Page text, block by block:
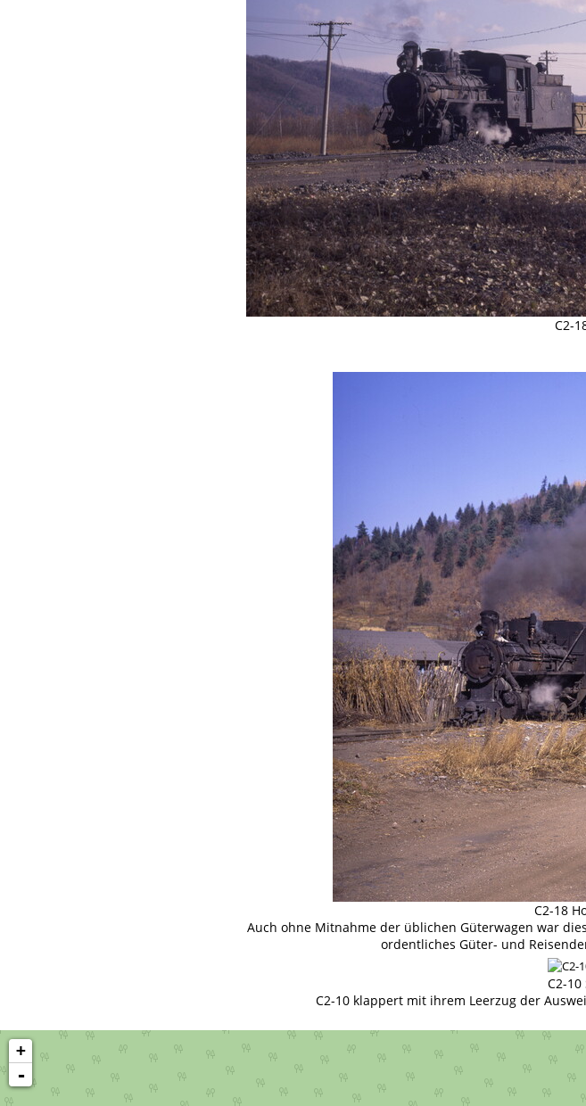
C2-
C2-18
Auch ohne Mitnahme der üblichen Güterwagen war
ordentliches Güter- und
C2-
C2-10 klappert mit ihrem Leerzug der
+
-